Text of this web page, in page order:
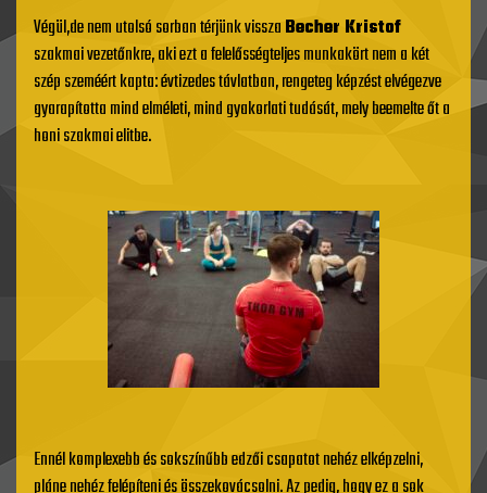
Végül,de nem utolsó sorban térjünk visszaBecher Kristof
szakmai vezetőnkre, aki ezt a felelősségteljes munkakört nem a két
szép szeméért kapta: évtizedes távlatban, rengeteg képzést elvégezve
gyarapította mind elméleti, mind gyakorlati tudását, mely beemelte őt a
honi szakmai elitbe.
Ennél komplexebb és sokszínűbb edzői csapatot nehéz elképzelni,